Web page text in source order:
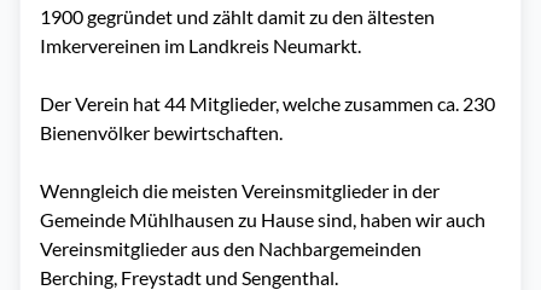
1900 gegründet und zählt damit zu den ältesten
Imkervereinen im Landkreis Neumarkt.
Der Verein hat 44 Mitglieder, welche zusammen ca. 230
Bienenvölker bewirtschaften.
Wenngleich die meisten Vereinsmitglieder in der
Gemeinde Mühlhausen zu Hause sind, haben wir auch
Vereinsmitglieder aus den Nachbargemeinden
Berching, Freystadt und Sengenthal.